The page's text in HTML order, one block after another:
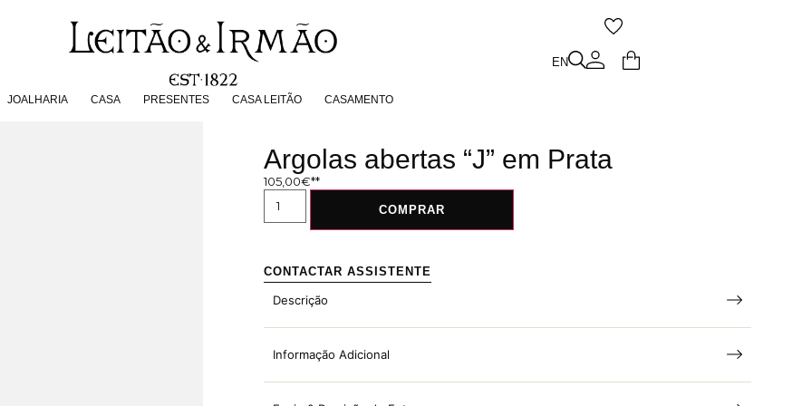
JOALHARIA CASA PRESENTES CASA LEITÃO CASAMENTO
EN
PRESENTES CASA LEITÃO
Argolas abertas “J” em Prata
105,00€
COMPRAR
CONTACTAR ASSISTENTE
Descrição
Informação Adicional